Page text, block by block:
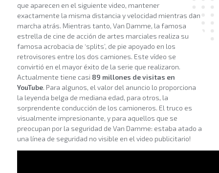
que aparecen en el siguiente video, mantener
exactamente la misma distancia y velocidad mientras dan
marcha atrás. Mientras tanto, Van Damme, la famosa
estrella de cine de acción de artes marciales realiza su
famosa acrobacia de ‘splits’, de pie apoyado en los
retrovisores entre los dos camiones. Este vídeo se
convirtió en el mayor éxito de la serie que realizaron.
Actualmente tiene casi 89 millones de visitas en
YouTube. Para algunos, el valor del anuncio lo proporciona
la leyenda belga de mediana edad, para otros, la
sorprendente conducción de los camioneros. El truco es
visualmente impresionante, y para aquellos que se
preocupan por la seguridad de Van Damme: estaba atado a
una línea de seguridad no visible en el video publicitario!